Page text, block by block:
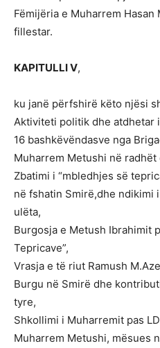
Fëmijëria e Muharrem
fillestar.
KAPITULLI V,
ku janë përfshirë këto njësi
Aktiviteti politik dhe atdhetar
16 bashkëvëndasve nga
Muharrem Metushi në
Zbatimi i “mbledhjes së
në fshatin Smirë,dhe ndikimi
ulëta,
Burgosja e Metush Ibrahimit
Tepricave”,
Vrasja e të riut Ramush
Burgu në Smirë dhe
tyre,
Shkollimi i Muharremit pas
Muharrem Metushi, mësues